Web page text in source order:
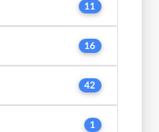
11
16
42
1